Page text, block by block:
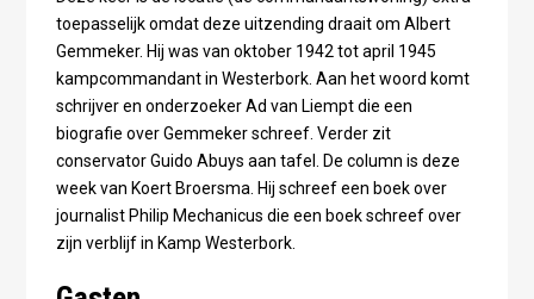
toepasselijk omdat deze uitzending draait om Albert
Gemmeker. Hij was van oktober 1942 tot april 1945
kampcommandant in Westerbork. Aan het woord komt
schrijver en onderzoeker Ad van Liempt die een
biografie over Gemmeker schreef. Verder zit
conservator Guido Abuys aan tafel. De column is deze
week van Koert Broersma. Hij schreef een boek over
journalist Philip Mechanicus die een boek schreef over
zijn verblijf in Kamp Westerbork.